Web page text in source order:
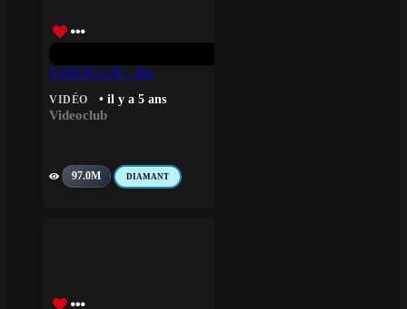
VIDEOCLUB – Roi
VIDÉO • il y a 5 ans
Videoclub
97.0M DIAMANT